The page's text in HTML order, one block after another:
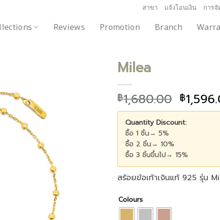
สาขา แจ้งโอนเงิน การ
Reviews Promotion Branch
Milea
฿1,680.00 ฿
Quantity Discount:
ซื้อ 1 ชิ้น→ 5%
ซื้อ 2 ชิ้น→ 10%
ซื้อ 3 ชิ้นขึ้นไป→ 15%
สร้อยข้อเท้าเงินแท้ 925 รุ่น
Colours